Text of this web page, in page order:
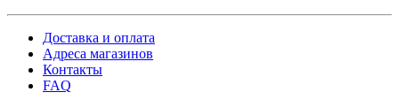
Доставка и оплата
Адреса магазинов
Контакты
FAQ